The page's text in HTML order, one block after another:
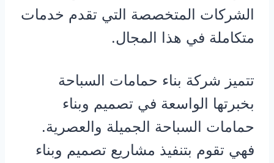
الشركات المتخصصة التي تقدم خدمات
متكاملة في هذا المجال.
تتميز شركة بناء حمامات السباحة
بخبرتها الواسعة في تصميم وبناء
حمامات السباحة الجميلة والعصرية.
فهي تقوم بتنفيذ مشاريع تصميم وبناء